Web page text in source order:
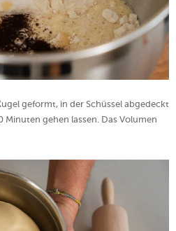
geformt, in der Schüssel abgedeckt
gehen lassen. Das Volumen